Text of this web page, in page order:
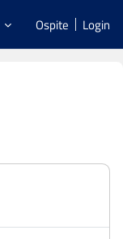
Ospite Login